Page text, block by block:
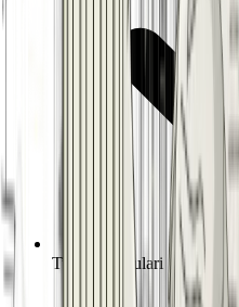
Tutti i Formulari